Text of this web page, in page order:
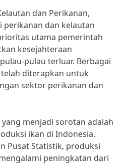
dan Perikanan,
dan kelautan
utama pemerintah
kesejahteraan
pulau terluar. Berbagai
diterapkan untuk
sektor perikanan dan
menjadi sorotan adalah
ikan di Indonesia.
Pusat Statistik, produksi
peningkatan dari